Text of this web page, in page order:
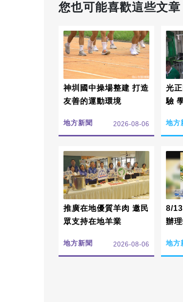
您也可能喜歡這些文章
神圳國中操場整建 打造
友善的運動環境
地方新聞 2026-08-06
光
驗
地方
推廣在地優質羊肉 邀民
眾支持在地羊業
地方新聞 2026-08-06
8/
辦
地方